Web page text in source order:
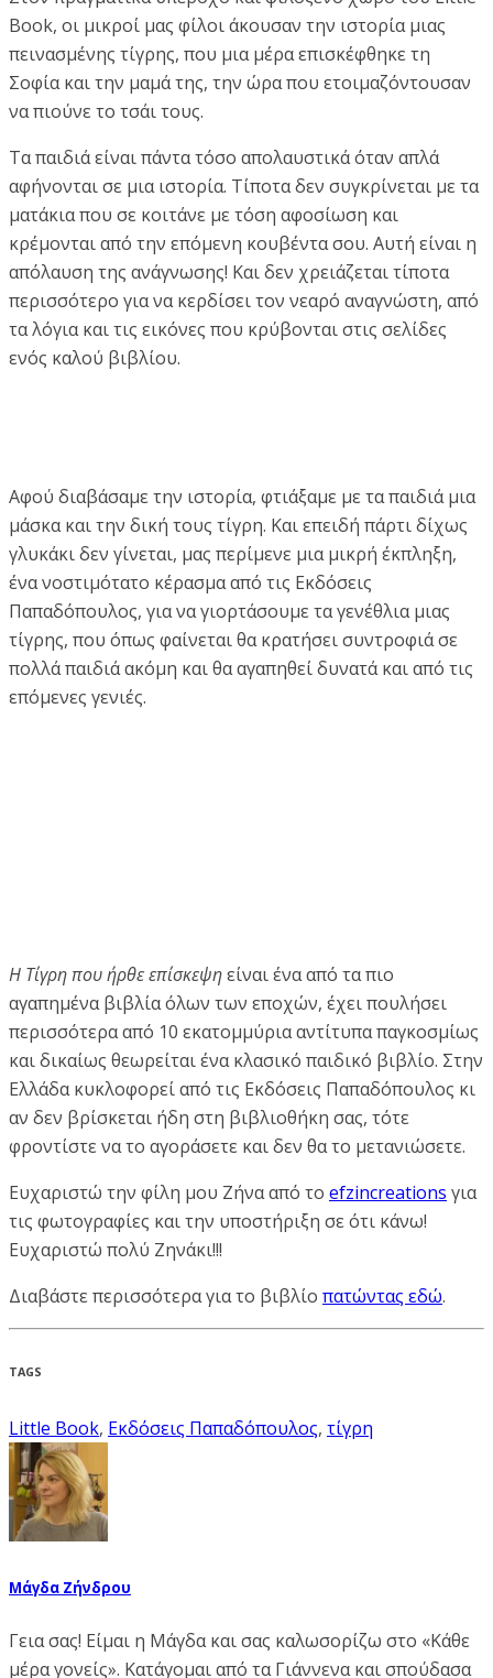
Book, οι μικροί μας φίλοι άκουσαν την ιστορία μιας
πεινασμένης τίγρης, που μια μέρα επισκέφθηκε τη
Σοφία και την μαμά της, την ώρα που ετοιμαζόντουσαν
να πιούνε το τσάι τους.
Τα παιδιά είναι πάντα τόσο απολαυστικά όταν απλά
αφήνονται σε μια ιστορία. Τίποτα δεν συγκρίνεται με τα
ματάκια που σε κοιτάνε με τόση αφοσίωση και
κρέμονται από την επόμενη κουβέντα σου. Αυτή είναι η
απόλαυση της ανάγνωσης! Και δεν χρειάζεται τίποτα
περισσότερο για να κερδίσει τον νεαρό αναγνώστη, από
τα λόγια και τις εικόνες που κρύβονται στις σελίδες
ενός καλού βιβλίου.
Αφού διαβάσαμε την ιστορία, φτιάξαμε με τα παιδιά μια
μάσκα και την δική τους τίγρη. Και επειδή πάρτι δίχως
γλυκάκι δεν γίνεται, μας περίμενε μια μικρή έκπληξη,
ένα νοστιμότατο κέρασμα από τις Εκδόσεις
Παπαδόπουλος, για να γιορτάσουμε τα γενέθλια μιας
τίγρης, που όπως φαίνεται θα κρατήσει συντροφιά σε
πολλά παιδιά ακόμη και θα αγαπηθεί δυνατά και από τις
επόμενες γενιές.
Η Τίγρη που ήρθε επίσκεψηείναι ένα από τα πιο
αγαπημένα βιβλία όλων των εποχών, έχει πουλήσει
περισσότερα από 10 εκατομμύρια αντίτυπα παγκοσμίως
και δικαίως θεωρείται ένα κλασικό παιδικό βιβλίο. Στην
Ελλάδα κυκλοφορεί από τις Εκδόσεις Παπαδόπουλος κι
αν δεν βρίσκεται ήδη στη βιβλιοθήκη σας, τότε
φροντίστε να το αγοράσετε και δεν θα το μετανιώσετε.
Ευχαριστώ την φίλη μου Ζήνα από το efzincreations για
τις φωτογραφίες και την υποστήριξη σε ότι κάνω!
Ευχαριστώ πολύ Ζηνάκι!!!
Διαβάστε περισσότερα για το βιβλίο πατώντας εδώ.
TAGS
Little Book, Εκδόσεις Παπαδόπουλος, τίγρη
Μάγδα Ζήνδρου
Γεια σας! Είμαι η Μάγδα και σας καλωσορίζω στο «Κάθε
μέρα γονείς». Κατάγομαι από τα Γιάννενα και σπούδασα